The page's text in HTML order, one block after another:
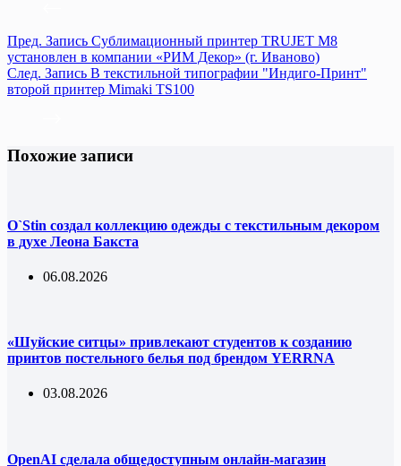
Пред. Запись Сублимационный принтер TRUJET M8
установлен в компании «РИМ Декор» (г. Иваново)
След. Запись В текстильной типографии "Индиго-Принт"
второй принтер Mimaki TS100
Похожие записи
O`Stin создал коллекцию одежды с текстильным декором
в духе Леона Бакста
06.08.2026
«Шуйские ситцы» привлекают студентов к созданию
принтов постельного белья под брендом YERRNA
03.08.2026
OpenAI сделала общедоступным онлайн-магазин